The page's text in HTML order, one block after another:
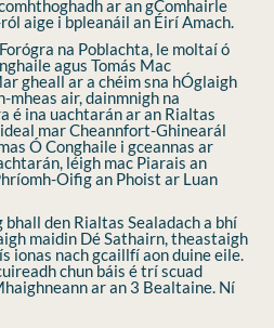
ar an gComhairle
aige i bpleanáil an Éirí Amach.
na Poblachta, le moltaí ó
agus Tomás Mac
gheall ar a chéim sna hÓglaigh
air, dainmnigh na
é ina uachtarán ar an Rialtas
mar Cheannfort-Ghinearál
Ó Conghaile i gceannas ar
léigh mac Piarais an
Oifig an Phoist ar Luan
den Rialtas Sealadach a bhí
maidin Dé Sathairn, theastaigh
ionas nach gcaillfí aon duine eile.
chun báis é trí scuad
ar an 3 Bealtaine. Ní